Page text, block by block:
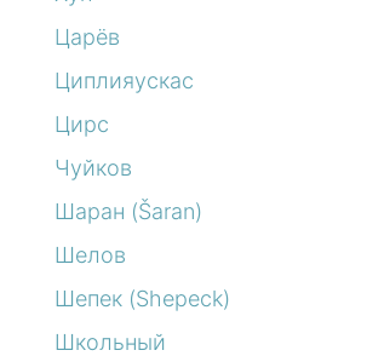
Царёв
Циплияускас
Цирс
Чуйков
Шаран (Šaran)
Шелов
Шепек (Shepeck)
Школьный